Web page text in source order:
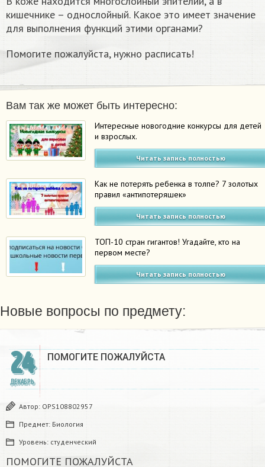
кишечнике – однослойный. Какое это имеет значение
для выполнения функций этими органами?
Помогите пожалуйста, нужно расписать!
Вам так же может быть интересно:
Интересные новогодние конкурсы для детей
и взрослых.
Читать запись полностью
Как не потерять ребенка в толпе? 7 золотых
правил «антипотеряшек»
Читать запись полностью
ТОП-10 стран гигантов! Угадайте, кто на
первом месте?
Читать запись полностью
Новые вопросы по предмету:
24
ДЕКАБРЬ
ПОМОГИТЕ ПОЖАЛУЙСТА ​
Автор: OPS108802957
Предмет: Биология
Уровень: студенческий
ПОМОГИТЕ ПОЖАЛУЙСТА ​